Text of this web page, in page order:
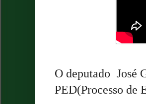
O deputado José
PED(Processo de